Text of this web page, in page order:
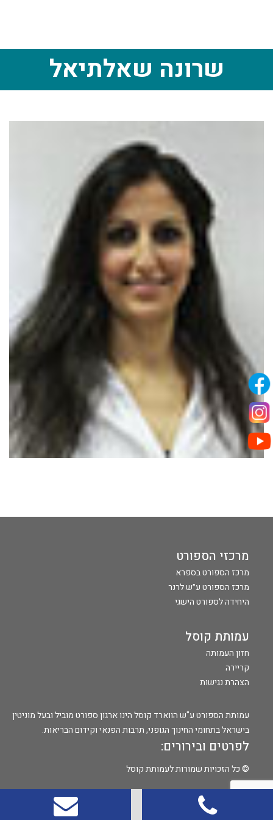
שרונה שאלתיאל
מרכזי הספורט
מרכז הספורט בספרא
מרכז הספורט ע״ש לרנר
היחידה לספורט הישגי
עמותת קוסל
חזון העמותה
קריירה
הצהרת נגישות
עמותת הספורט ע"ש הווארד קוסל הינו ארגון ספורט מוביל ובעל מוניטין
בישראל בתחומי החינוך הגופני, תרבות הפנאי וקידום הבריאות.
לפרטים ובירורים:
© כל הזכויות שמורות לעמותת קוסל